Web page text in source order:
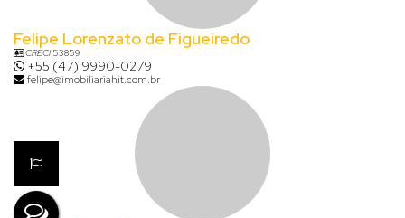
Felipe Lorenzato de Figueiredo
CRECI53859
+55 (47) 9990-0279
felipe@imobiliariahit.com.br